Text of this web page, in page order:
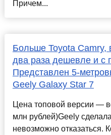
Причем...
Больше Toyota
два раза дешевле и с
Представлен 5-
Geely Galaxy Star 7
Цена топовой версии —
млн рублей)Geely
невозможно отказаться.